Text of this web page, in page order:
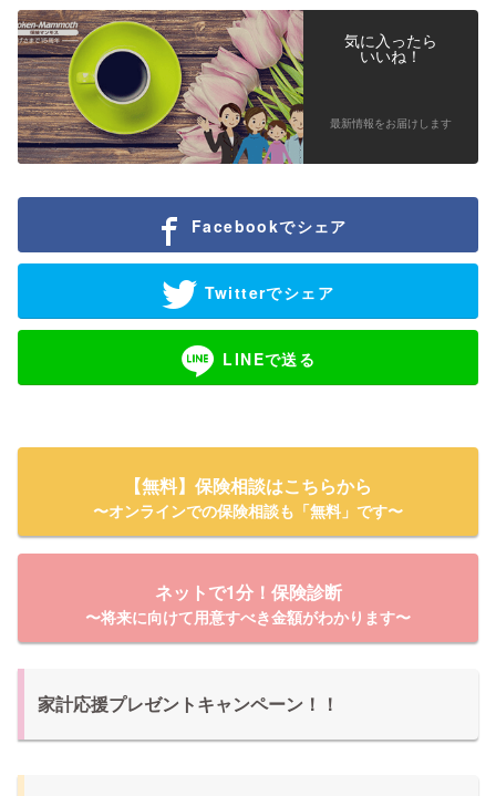
気に入ったら
いいね！
最新情報をお届けします
Facebookでシェア
Twitterでシェア
LINEで送る
【無料】保険相談はこちらから
〜オンラインでの保険相談も「無料」です〜
ネットで1分！保険診断
〜将来に向けて用意すべき金額がわかります〜
家計応援プレゼントキャンペーン！！